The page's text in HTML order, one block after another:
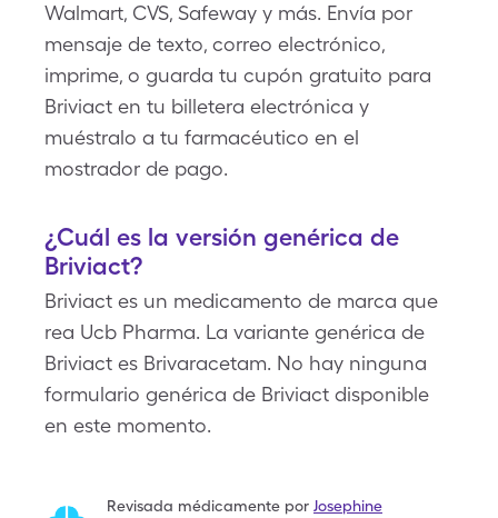
Walmart, CVS, Safeway y más. Envía por
mensaje de texto, correo electrónico,
imprime, o guarda tu cupón gratuito para
Briviact en tu billetera electrónica y
muéstralo a tu farmacéutico en el
mostrador de pago.
¿Cuál es la versión genérica de
Briviact?
Briviact es un medicamento de marca que
rea Ucb Pharma. La variante genérica de
Briviact es Brivaracetam. No hay ninguna
formulario genérica de Briviact disponible
en este momento.
Revisada médicamente por Josephine